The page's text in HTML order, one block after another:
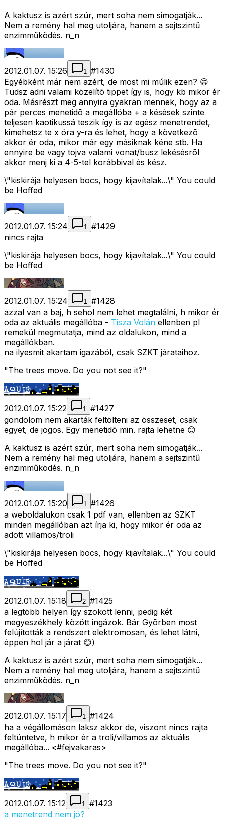
A kaktusz is azért szúr, mert soha nem simogatják...
Nem a remény hal meg utoljára, hanem a sejtszintű
enzimműködés. n_n
2012.01.07. 15:26 1 #1430
Egyébként már nem azért, de most mi múlik ezen? 😄
Tudsz adni valami közelítõ tippet így is, hogy kb mikor ér
oda. Másrészt meg annyira gyakran mennek, hogy az a
pár perces menetidõ a megállóba + a késések szinte
teljesen kaotikussá teszik így is az egész menetrendet,
kimehetsz te x óra y-ra és lehet, hogy a következõ
akkor ér oda, mikor már egy másiknak kéne stb. Ha
ennyire be vagy tojva valami vonat/busz lekésésrõl
akkor menj ki a 4-5-tel korábbival és kész.
\"kiskirája helyesen bocs, hogy kijavítalak...\" You could
be Hoffed
2012.01.07. 15:24 1 #1429
nincs rajta
\"kiskirája helyesen bocs, hogy kijavítalak...\" You could
be Hoffed
2012.01.07. 15:24 1 #1428
azzal van a baj, h sehol nem lehet megtalálni, h mikor ér
oda az aktuális megállóba - Tisza Volán ellenben pl
remekül megmutatja, mind az oldalukon, mind a
megállókban.
na ilyesmit akartam igazából, csak SZKT járataihoz.
"The trees move. Do you not see it?"
2012.01.07. 15:22 1 #1427
gondolom nem akarták feltölteni az összeset, csak
egyet, de jogos. Egy menetidõ min. rajta lehetne 😊
A kaktusz is azért szúr, mert soha nem simogatják...
Nem a remény hal meg utoljára, hanem a sejtszintű
enzimműködés. n_n
2012.01.07. 15:20 1 #1426
a weboldalukon csak 1 pdf van, ellenben az SZKT
minden megállóban azt írja ki, hogy mikor ér oda az
adott villamos/troli
\"kiskirája helyesen bocs, hogy kijavítalak...\" You could
be Hoffed
2012.01.07. 15:18 2 #1425
a legtöbb helyen így szokott lenni, pedig két
megyeszékhely között ingázok. Bár Gyõrben most
felújították a rendszert elektromosan, és lehet látni,
éppen hol jár a járat 😊)
A kaktusz is azért szúr, mert soha nem simogatják...
Nem a remény hal meg utoljára, hanem a sejtszintű
enzimműködés. n_n
2012.01.07. 15:17 1 #1424
ha a végállomáson laksz akkor de, viszont nincs rajta
feltüntetve, h mikor ér a troli/villamos az aktuális
megállóba... <#fejvakaras>
"The trees move. Do you not see it?"
2012.01.07. 15:12 1 #1423
a menetrend nem jó?